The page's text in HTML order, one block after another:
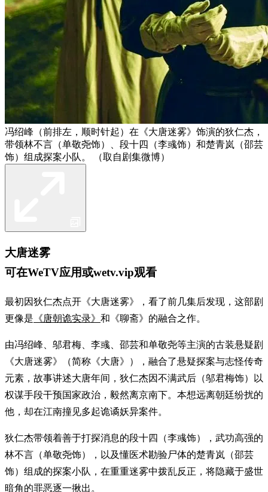
冯绍峰（前排左，顺时针起）在《大唐迷雾》饰演的狄仁杰，
带领林不言（单敬尧饰）、段十四（李彧饰）和楚青岚（邵芸
饰）组成探案小队。 （取自剧集微博）
大唐迷雾
可在WeTV应用或wetv.vip观看
最初因狄仁杰点开《大唐迷雾》，看了前几集后发现，这部剧
更像是 《唐朝诡实录》 和《聊斋》的融合之作。
由冯绍峰、邬君梅、李彧、邵芸和单敬尧等主演的古装悬疑剧
《大唐迷雾》（简称《大唐》），融合了悬疑探案与志怪传奇
元素，故事讲述大唐年间，狄仁杰因不满武后（邬君梅饰）以
权谋手段干预国家政治，毅然离京南下。本想远离朝廷纷扰的
他，却在江南撞见多起诡谲妖异案件。
狄仁杰带领着善于打探消息的段十四（李彧饰），武功高强的
林不言（单敬尧饰），以及懂医术勘验尸体的楚青岚（邵芸
饰）组成的探案小队，在重重迷雾中拨乱反正，将隐藏于盛世
暗角的罪恶逐一揪出。